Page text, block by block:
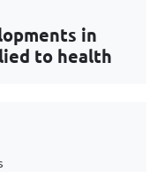
in
to health